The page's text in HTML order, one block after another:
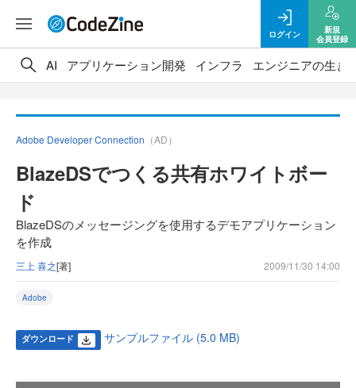
ログイン
新規
会員登録
AI アプリケーション開発 インフラ エンジニアの生き
Adobe Developer Connection （AD）
BlazeDSでつくる共有ホワイトボー
ド
BlazeDSのメッセージングを使用するデモアプリケーション
を作成
三上 喜之[著] 2009/11/30 14:00
Adobe
ダウンロード サンプルファイル (5.0 MB)